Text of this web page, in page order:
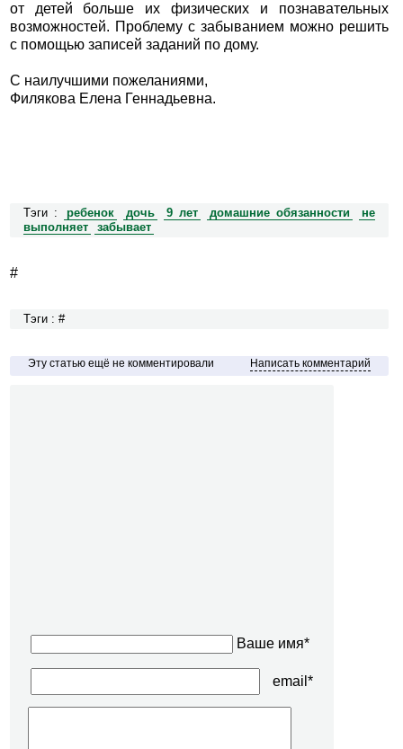
от детей больше их физических и познавательных
возможностей. Проблему с забыванием можно решить
с помощью записей заданий по дому.
С наилучшими пожеланиями,
Филякова Елена Геннадьевна.
Тэги : ребенок дочь 9 лет домашние обязанности
не
выполняет
забывает
#
Тэги : #
Эту статью ещё не комментировали Написать комментарий
Ваше имя*
email*